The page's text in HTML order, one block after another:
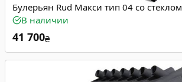
Булерьян Rud Макси тип 04 со стеклом
В наличии
41 700₴